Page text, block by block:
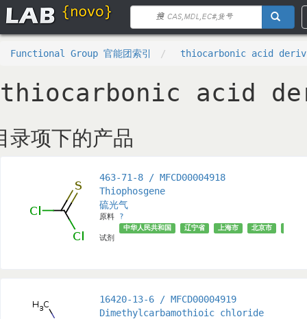
Functional Group 官能团索引 thiocarbonic acid
thiocarbonic acid
录项下的产品
463-71-8 / MFCD00004918
Thiophosgene
硫光气
原料 ?
试剂
中华人民共和国 辽宁省 上海市 北京市
16420-13-6 / MFCD00004919
Dimethylcarbamothioic chloride